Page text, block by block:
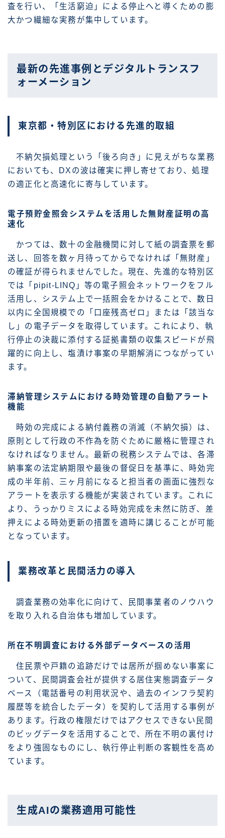
査を行い、「生活窮迫」による停止へと導くための膨
大かつ繊細な実務が集中しています。
最新の先進事例とデジタルトランスフ
ォーメーション
東京都・特別区における先進的取組
不納欠損処理という「後ろ向き」に見えがちな業務
においても、DXの波は確実に押し寄せており、処理
の適正化と高速化に寄与しています。
電子預貯金照会システムを活用した無財産証明の高
速化
かつては、数十の金融機関に対して紙の調査票を郵
送し、回答を数ヶ月待ってからでなければ「無財産」
の確証が得られませんでした。現在、先進的な特別区
では「pipit-LINQ」等の電子照会ネットワークをフル
活用し、システム上で一括照会をかけることで、数日
以内に全国規模での「口座残高ゼロ」または「該当な
し」の電子データを取得しています。これにより、執
行停止の決裁に添付する証拠書類の収集スピードが飛
躍的に向上し、塩漬け事案の早期解消につながってい
ます。
滞納管理システムにおける時効管理の自動アラート
機能
時効の完成による納付義務の消滅（不納欠損）は、
原則として行政の不作為を防ぐために厳格に管理され
なければなりません。最新の税務システムでは、各滞
納事案の法定納期限や最後の督促日を基準に、時効完
成の半年前、三ヶ月前になると担当者の画面に強烈な
アラートを表示する機能が実装されています。これに
より、うっかりミスによる時効完成を未然に防ぎ、差
押えによる時効更新の措置を適時に講じることが可能
となっています。
業務改革と民間活力の導入
調査業務の効率化に向けて、民間事業者のノウハウ
を取り入れる自治体も増加しています。
所在不明調査における外部データベースの活用
住民票や戸籍の追跡だけでは居所が掴めない事案に
ついて、民間調査会社が提供する居住実態調査データ
ベース（電話番号の利用状況や、過去のインフラ契約
履歴等を統合したデータ）を契約して活用する事例が
あります。行政の権限だけではアクセスできない民間
のビッグデータを活用することで、所在不明の裏付け
をより強固なものにし、執行停止判断の客観性を高め
ています。
生成AIの業務適用可能性